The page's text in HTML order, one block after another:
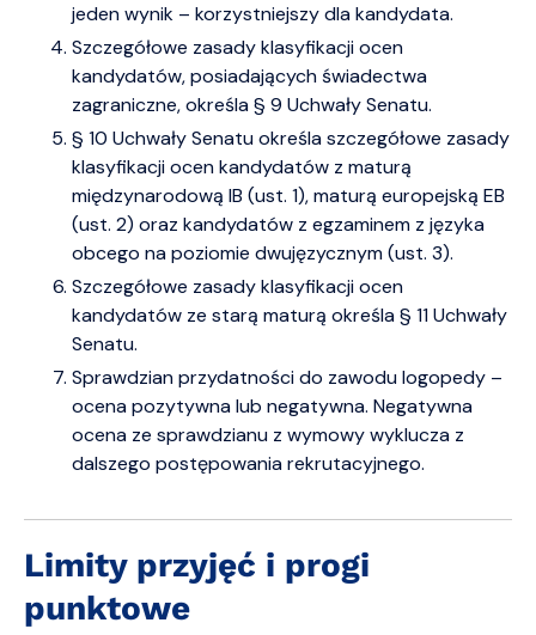
jeden wynik – korzystniejszy dla kandydata.
Szczegółowe zasady klasyfikacji ocen
kandydatów, posiadających świadectwa
zagraniczne, określa § 9 Uchwały Senatu.
§ 10 Uchwały Senatu określa szczegółowe zasady
klasyfikacji ocen kandydatów z maturą
międzynarodową IB (ust. 1), maturą europejską EB
(ust. 2) oraz kandydatów z egzaminem z języka
obcego na poziomie dwujęzycznym (ust. 3).
Szczegółowe zasady klasyfikacji ocen
kandydatów ze starą maturą określa § 11 Uchwały
Senatu.
Sprawdzian przydatności do zawodu logopedy –
ocena pozytywna lub negatywna. Negatywna
ocena ze sprawdzianu z wymowy wyklucza z
dalszego postępowania rekrutacyjnego.
Limity przyjęć i progi
punktowe